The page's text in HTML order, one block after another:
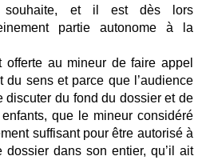
et il est dès lors
partie autonome à la
au mineur de faire appel
du sens et parce que l’audience
discuter du fond du dossier et de
que le mineur considéré
suffisant pour être autorisé à
dans son entier, qu’il ait